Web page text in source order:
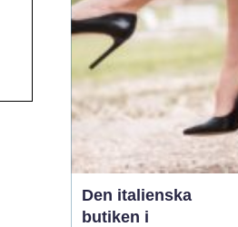
fortsätter dessa skivor
att fascinera och locka
en allt större...
Den italienska
butiken i